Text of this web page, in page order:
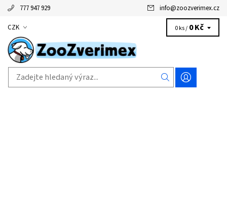
777 947 929 info@zoozverimex.cz
CZK 0 ks / 0 Kč